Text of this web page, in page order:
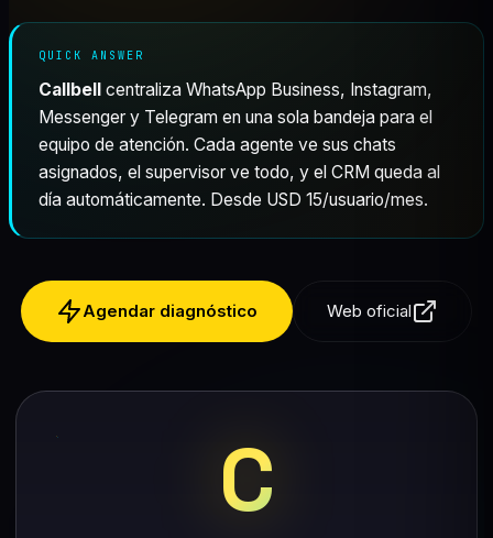
QUICK ANSWER
Callbell centraliza WhatsApp Business, Instagram,
Messenger y Telegram en una sola bandeja para el
equipo de atención. Cada agente ve sus chats
asignados, el supervisor ve todo, y el CRM queda al
día automáticamente. Desde USD 15/usuario/mes.
Agendar diagnóstico Web oficial
C